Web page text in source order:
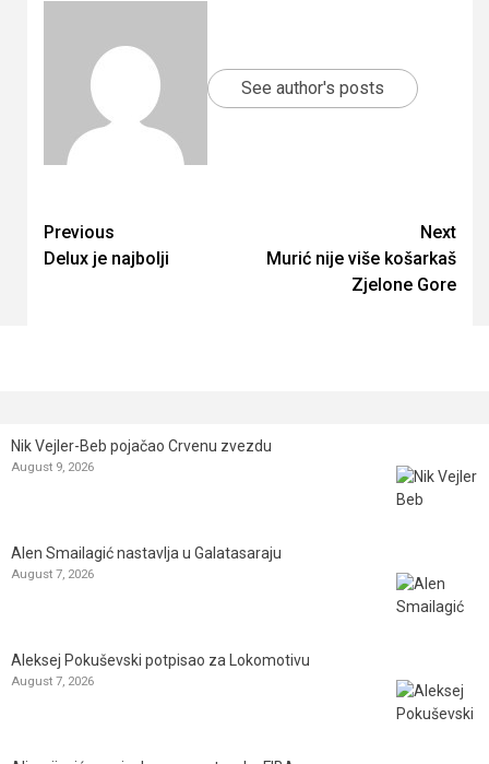
See author's posts
Continue
Reading
Previous
Delux je najbolji
Next
Murić nije više košarkaš
Zjelone Gore
Nik Vejler-Beb pojačao Crvenu zvezdu
August 9, 2026
Alen Smailagić nastavlja u Galatasaraju
August 7, 2026
Aleksej Pokuševski potpisao za Lokomotivu
August 7, 2026